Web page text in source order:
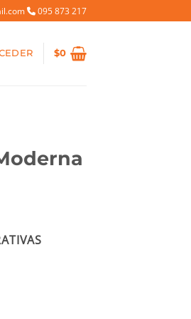
095 873 217
$0